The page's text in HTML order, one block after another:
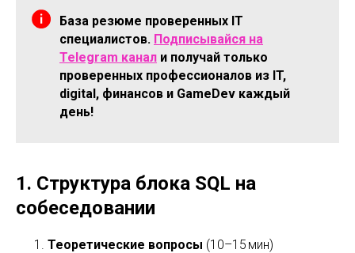
База резюме проверенных IT
специалистов. Подписывайся на
Telegram канал и получай только
проверенных профессионалов из IT,
digital, финансов и GameDev каждый
день!
1. Структура блока SQL на
собеседовании
Теоретические вопросы (10–15 мин)